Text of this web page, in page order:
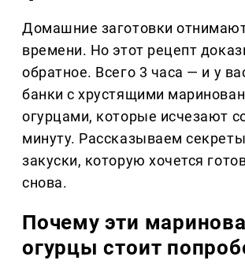
Домашние заготовки
времени. Но этот рецепт
обратное. Всего 3 часа — и у
банки с хрустящими
огурцами, которые исчезают
минуту. Рассказываем
закуски, которую хочется
снова.
Почему эти
огурцы стоит